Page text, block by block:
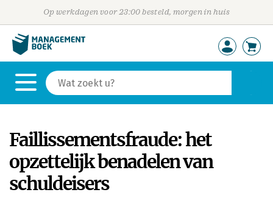
Op werkdagen voor 23:00 besteld, morgen in huis
Faillissementsfraude: het
opzettelijk benadelen van
schuldeisers